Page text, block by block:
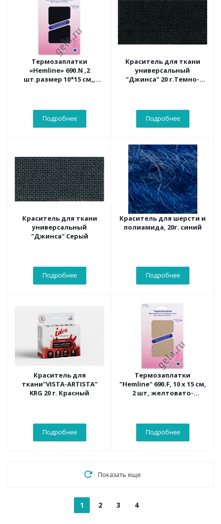
Термозаплатки
«Hemline» 690.N ,2
шт.размер 10*15 см,,
Подробнее
Краситель для ткани
универсальный
"Джинса" 20 г.Темно-
Подробнее
Краситель для ткани
универсальный
"Джинса" Серый
Подробнее
Краситель для шерсти и
полиамида, 20г. синий
Подробнее
Краситель для
ткани"VISTA-ARTISTA"
KRG 20 г. Красный
Подробнее
Термозаплатки
"Hemline" 690.F, 10 х 15 см,
2 шт, желтовато-
Подробнее
Показать еще
1 2 3 4